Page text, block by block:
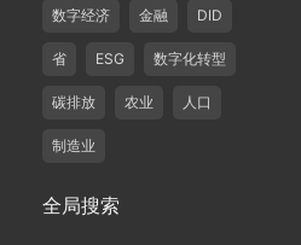
数字经济 金融 DID
省 ESG 数字化转型
碳排放 农业 人口
制造业
全局搜索